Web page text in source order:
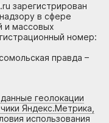
зарегистрирован
в сфере
и массовых
номер:
правда –
геолокации
Яндекс.Метрика,
использования